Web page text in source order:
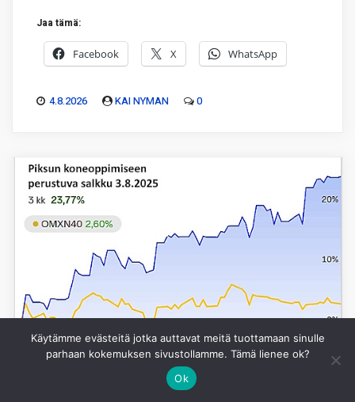
Jaa tämä:
Facebook X WhatsApp
4.8.2026 KAI NYMAN 0
Käytämme evästeitä jotka auttavat meitä tuottamaan sinulle
parhaan kokemuksen sivustollamme. Tämä lienee ok?
Ok